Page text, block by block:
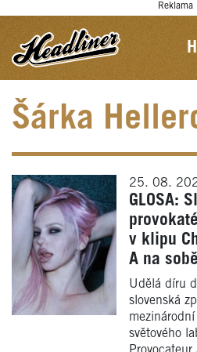
Reklama
Šárka
25. 08.
GLOSA:
v klipu
A na
Udělá díru
slovenská
světového